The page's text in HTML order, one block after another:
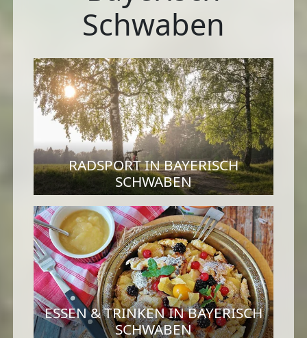
Schwaben
RADSPORT IN BAYERISCH
SCHWABEN
ESSEN & TRINKEN IN BAYERISCH
SCHWABEN